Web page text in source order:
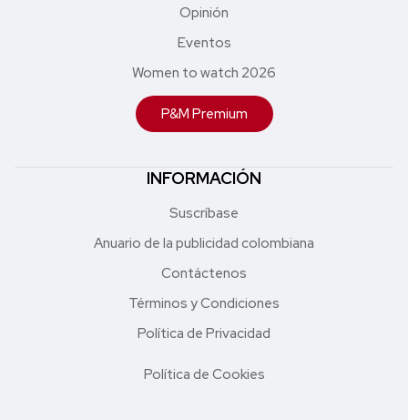
Opinión
Eventos
Women to watch 2026
P&M Premium
INFORMACIÓN
Suscríbase
Anuario de la publicidad colombiana
Contáctenos
Términos y Condiciones
Política de Privacidad
Política de Cookies